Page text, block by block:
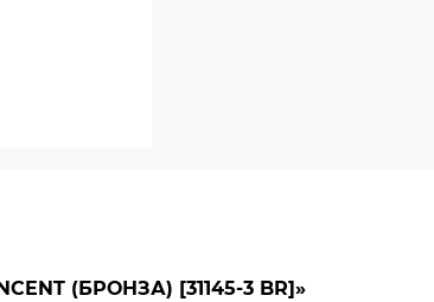
(БРОНЗА) [31145-3 BR]»